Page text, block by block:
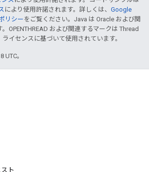
により使用許諾されます。詳しくは、 Google
リシー をご覧ください。Java は Oracle および関
OPENTHREAD および関連するマークは Thread
イセンスに基づいて使用されています。
UTC。
ト